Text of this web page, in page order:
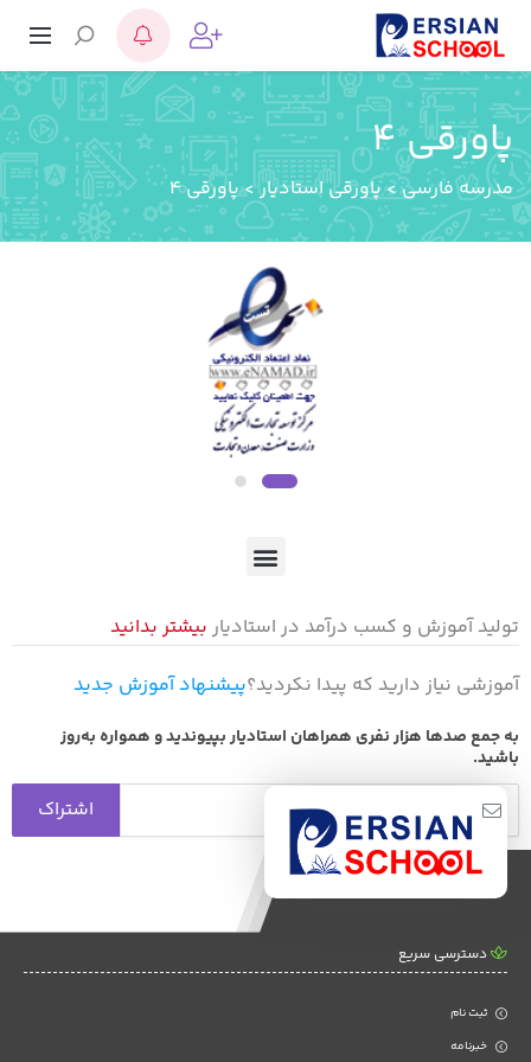
پاورقی 4
مدرسه فارسی>پاورقی استادیار>پاورقی 4
تولید آموزش و کسب درآمد در استادیار بیشتر بدانید
آموزشی نیاز دارید که پیدا نکردید؟پیشنهاد آموزش جدید
به جمع صد‌ها هزار نفری همراهان استادیار بپیوندید و همواره به‌روز
باشید.
دسترسی سریع
ثبت نام
خبرنامه